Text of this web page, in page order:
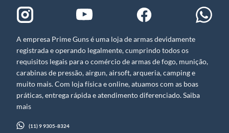
A empresa Prime Guns é uma loja de armas devidamente
registrada e operando legalmente, cumprindo todos os
requisitos legais para o comércio de armas de fogo, munição,
carabinas de pressão, airgun, airsoft, arqueria, camping e
muito mais. Com loja física e online, atuamos com as boas
práticas, entrega rápida e atendimento diferenciado. Saiba
mais
(11) 9 9305-8324